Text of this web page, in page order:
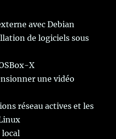
avec Debian
de logiciels sous
X
une vidéo
réseau actives et les
local